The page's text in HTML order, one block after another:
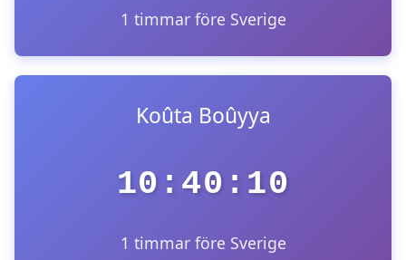
1 timmar före Sverige
Koûta Boûyya
10:40:10
1 timmar före Sverige